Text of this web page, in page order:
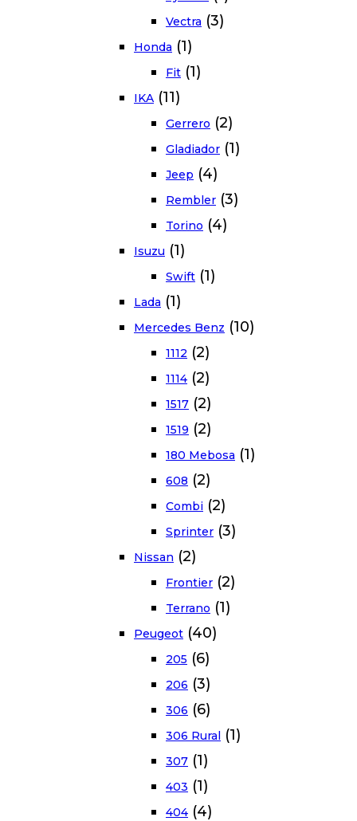
Vectra (3)
Honda (1)
Fit (1)
IKA (11)
Gerrero (2)
Gladiador (1)
Jeep (4)
Rembler (3)
Torino (4)
Isuzu (1)
Swift (1)
Lada (1)
Mercedes Benz (10)
1112 (2)
1114 (2)
1517 (2)
1519 (2)
180 Mebosa (1)
608 (2)
Combi (2)
Sprinter (3)
Nissan (2)
Frontier (2)
Terrano (1)
Peugeot (40)
205 (6)
206 (3)
306 (6)
306 Rural (1)
307 (1)
403 (1)
404 (4)